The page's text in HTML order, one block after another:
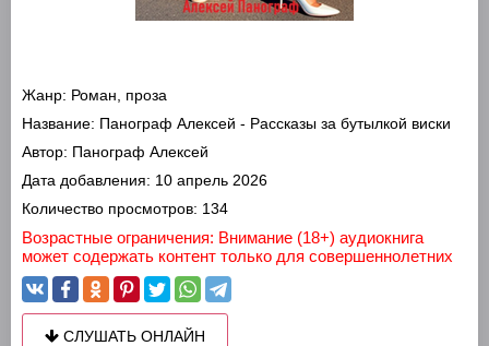
Жанр: Роман, проза
Название: Панограф Алексей - Рассказы за бутылкой виски
Автор: Панограф Алексей
Дата добавления: 10 апрель 2026
Количество просмотров: 134
Возрастные ограничения: Внимание (18+) аудиокнига
может содержать контент только для совершеннолетних
СЛУШАТЬ ОНЛАЙН